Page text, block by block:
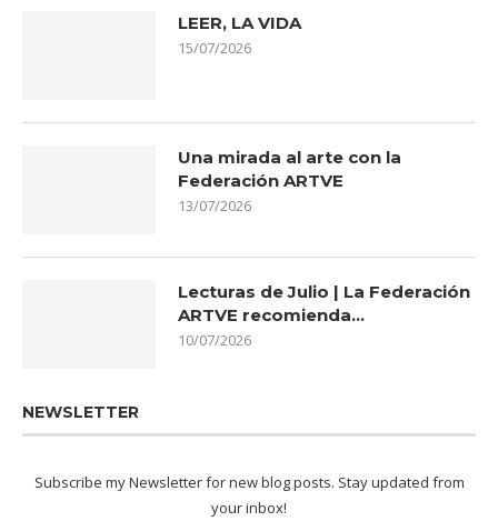
LEER, LA VIDA
15/07/2026
Una mirada al arte con la
Federación ARTVE
13/07/2026
Lecturas de Julio | La Federación
ARTVE recomienda…
10/07/2026
NEWSLETTER
Subscribe my Newsletter for new blog posts. Stay updated from
your inbox!